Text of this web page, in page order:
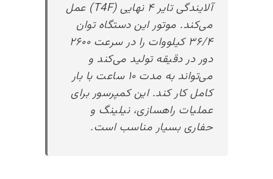
آلایندگی تایر ۴ نهایی (T4F) عمل
می‌کند. موتور این دستگاه توان
۳۶/۴ کیلووات را در سرعت ۲۶۰۰
دور در دقیقه تولید می‌کند و
می‌تواند به مدت ۱۰ ساعت با بار
کامل کار کند. این کمپرسور برای
عملیات راهسازی، نیلینگ و
حفاری بسیار مناسب است.